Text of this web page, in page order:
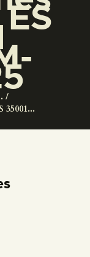
35001...